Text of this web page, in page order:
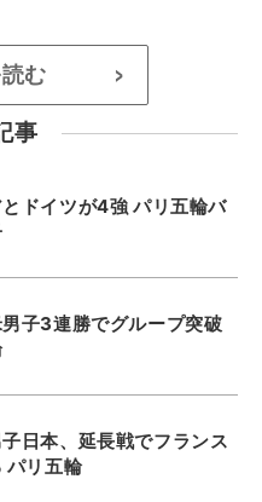
む >
事
ドイツが4強 パリ五輪バ
子3連勝でグループ突破
日本、延長戦でフランス
パリ五輪